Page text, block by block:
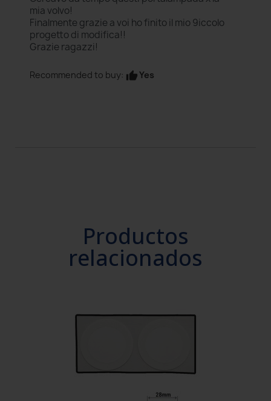
mia volvo!
Finalmente grazie a voi ho finito il mio 9iccolo
progetto di modifica!!
Grazie ragazzi!
Recommended to buy: thumb_upYes
Productos
relacionados